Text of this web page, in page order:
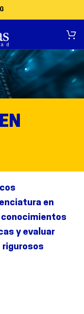
en
conocimientos
y evaluar
rigurosos